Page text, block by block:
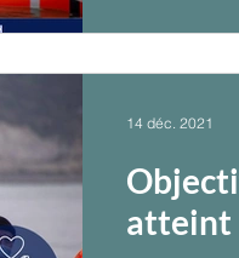
atteint
14 déc. 2021